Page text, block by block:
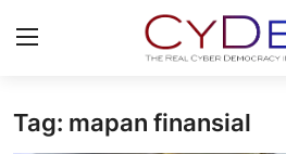
Login Register
Tag: mapan finansial